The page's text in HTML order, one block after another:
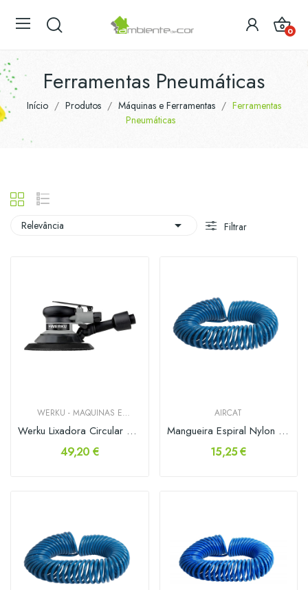
0
Ferramentas Pneumáticas
Início Produtos Máquinas e Ferramentas
Ferramentas
Pneumáticas
Relevância  Filtrar
WERKU - MAQUINAS E
Werku Lixadora Circular Orbital 5mm 150mm
49,20 €
AIRCAT
Mangueira Espiral Nylon com Racor 6x8mm 10mt
15,25 €